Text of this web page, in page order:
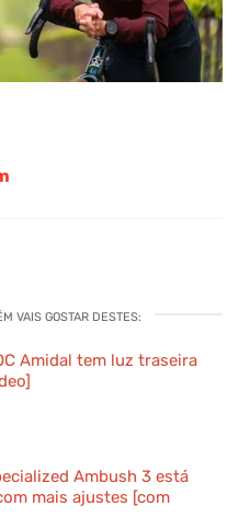
VAIS GOSTAR DESTES:
Amidal tem luz traseira
Ambush 3 está
mais ajustes [com